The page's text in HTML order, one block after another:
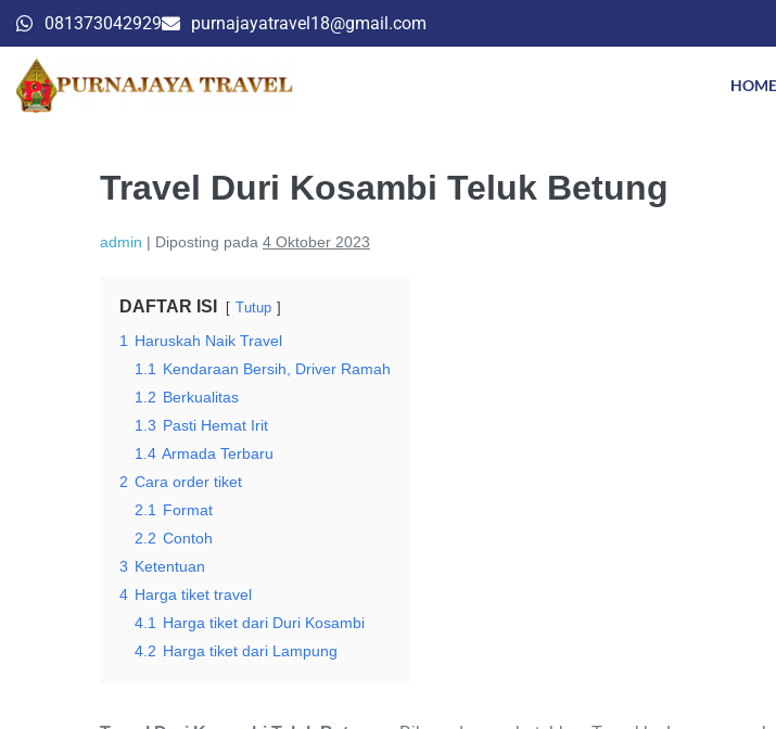
081373042929 purnajayatravel18@gmail.com
HOME
Travel Duri Kosambi Teluk Betung
admin | Diposting pada 4 Oktober 2023
DAFTAR ISI Tutup
1
Haruskah Naik Travel
1.1
Kendaraan Bersih, Driver Ramah
1.2 Berkualitas
1.3 Pasti Hemat Irit
1.4 Armada Terbaru
2 Cara order tiket
2.1
Format
2.2 Contoh
3 Ketentuan
4 Harga tiket travel
4.1
Harga tiket dari Duri Kosambi
4.2 Harga tiket dari Lampung